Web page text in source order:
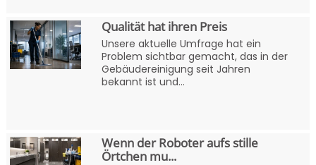
Qualität hat ihren Preis
Unsere aktuelle Umfrage hat ein
Problem sichtbar gemacht, das in der
Gebäudereinigung seit Jahren
bekannt ist und...
Wenn der Roboter aufs stille
Örtchen mu...